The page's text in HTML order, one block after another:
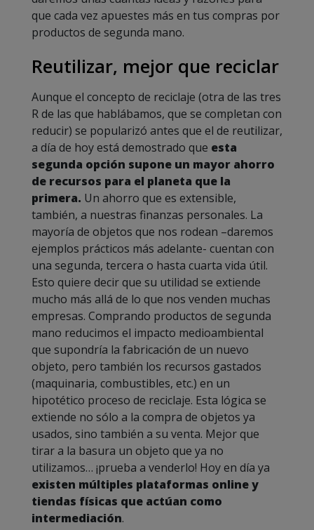
que cada vez apuestes más en tus compras por
productos de segunda mano.
Reutilizar, mejor que reciclar
Aunque el concepto de reciclaje (otra de las tres
R de las que hablábamos, que se completan con
reducir) se popularizó antes que el de reutilizar,
a día de hoy está demostrado que esta
segunda opción supone un mayor ahorro
de recursos para el planeta que la
primera. Un ahorro que es extensible,
también, a nuestras finanzas personales. La
mayoría de objetos que nos rodean –daremos
ejemplos prácticos más adelante- cuentan con
una segunda, tercera o hasta cuarta vida útil.
Esto quiere decir que su utilidad se extiende
mucho más allá de lo que nos venden muchas
empresas. Comprando productos de segunda
mano reducimos el impacto medioambiental
que supondría la fabricación de un nuevo
objeto, pero también los recursos gastados
(maquinaria, combustibles, etc.) en un
hipotético proceso de reciclaje. Esta lógica se
extiende no sólo a la compra de objetos ya
usados, sino también a su venta. Mejor que
tirar a la basura un objeto que ya no
utilizamos… ¡prueba a venderlo! Hoy en día ya
existen múltiples plataformas online y
tiendas físicas que actúan como
intermediación.